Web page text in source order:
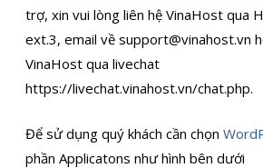
trợ, xin vui lòng liên hệ VinaHost qua
ext.3, email về support@vinahost.vn
VinaHost qua livechat
https://livechat.vinahost.vn/chat.php.
Để sử dụng quý khách cần chọn
phần Applicatons như hình bên dưới